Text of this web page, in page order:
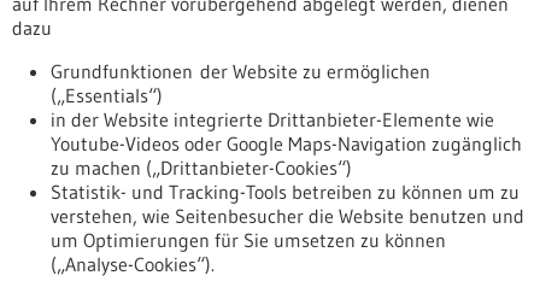
Nach oben
dazu
Grundfunktionen der Website zu ermöglichen
(„Essentials“)
in der Website integrierte Drittanbieter-Elemente wie
Youtube-Videos oder Google Maps-Navigation zugänglich
zu machen („Drittanbieter-Cookies“)
Statistik- und Tracking-Tools betreiben zu können um zu
verstehen, wie Seitenbesucher die Website benutzen und
um Optimierungen für Sie umsetzen zu können
(„Analyse-Cookies“).